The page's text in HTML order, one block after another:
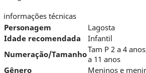
informações técnicas
Personagem
Lagosta
Idade recomendada
Infantil
Numeração/TamanhoTam P 2 a 4
a 11 anos
Gênero
Meninos e